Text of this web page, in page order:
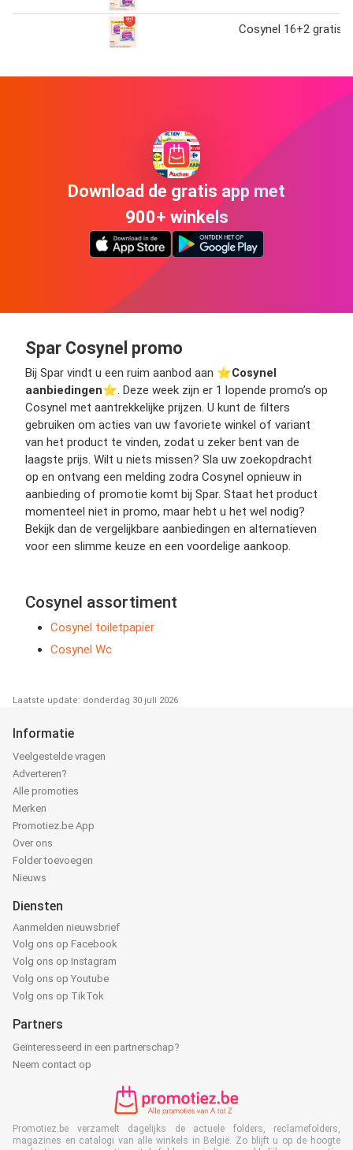
Cosynel 16+2 gratis
Download de gratis app met
900+ winkels
Spar Cosynel promo
Bij Spar vindt u een ruim aanbod aan ⭐️Cosynel
aanbiedingen⭐️. Deze week zijn er 1 lopende promo’s op
Cosynel met aantrekkelijke prijzen. U kunt de filters
gebruiken om acties van uw favoriete winkel of variant
van het product te vinden, zodat u zeker bent van de
laagste prijs. Wilt u niets missen? Sla uw zoekopdracht
op en ontvang een melding zodra Cosynel opnieuw in
aanbieding of promotie komt bij Spar. Staat het product
momenteel niet in promo, maar hebt u het wel nodig?
Bekijk dan de vergelijkbare aanbiedingen en alternatieven
voor een slimme keuze en een voordelige aankoop.
Cosynel assortiment
Cosynel toiletpapier
Cosynel Wc
Laatste update: donderdag 30 juli 2026
Informatie
Veelgestelde vragen
Adverteren?
Alle promoties
Merken
Promotiez.be App
Over ons
Folder toevoegen
Nieuws
Diensten
Aanmelden nieuwsbrief
Volg ons op Facebook
Volg ons op Instagram
Volg ons op Youtube
Volg ons op TikTok
Partners
Geïnteresseerd in een partnerschap?
Neem contact op
Promotiez.be verzamelt dagelijks de actuele folders, reclamefolders,
magazines en catalogi van alle winkels in België. Zo blijft u op de hoogte